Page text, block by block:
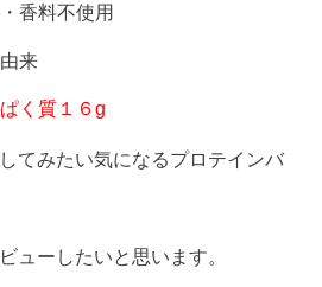
香料不使用
来
く質１６g
てみたい気になるプロテインバ
ューしたいと思います。